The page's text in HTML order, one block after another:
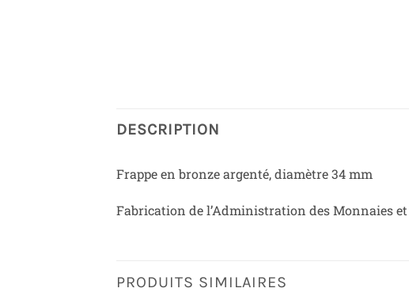
DESCRIPTION
Frappe en bronze argenté, diamètre 34 mm
Fabrication de l’Administration des Monnaies
PRODUITS SIMILAIRES